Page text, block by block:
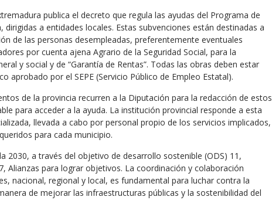
publica el decreto que regula las ayudas del Programa de
a entidades locales. Estas subvenciones están destinadas a
de las personas desempleadas, preferentemente eventuales
por cuenta ajena Agrario de la Seguridad Social, para la
y social y de “Garantía de Rentas”. Todas las obras deben estar
aprobado por el SEPE (Servicio Público de Empleo Estatal).
de la provincia recurren a la Diputación para la redacción de estos
para acceder a la ayuda. La institución provincial responde a esta
llevada a cabo por personal propio de los servicios implicados,
para cada municipio.
2030, a través del objetivo de desarrollo sostenible (ODS) 11,
Alianzas para lograr objetivos. La coordinación y colaboración
nacional, regional y local, es fundamental para luchar contra la
de mejorar las infraestructuras públicas y la sostenibilidad del